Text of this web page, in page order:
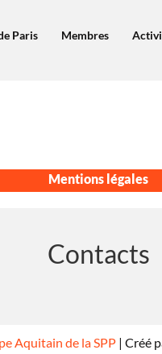
Paris Membres
Mentions légales
Contacts
Aquitain de la SPP| Créé